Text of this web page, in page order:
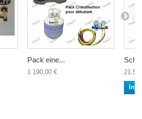
Pack eine...
1 190,00 € 21,50
In